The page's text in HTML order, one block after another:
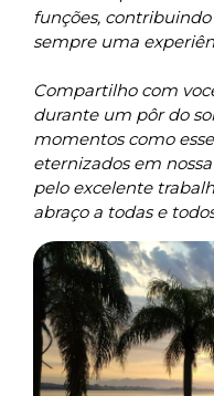
funções,
sempre uma
Compartilho com
durante um pôr do
momentos como
eternizados em
pelo excelente
abraço a todas e